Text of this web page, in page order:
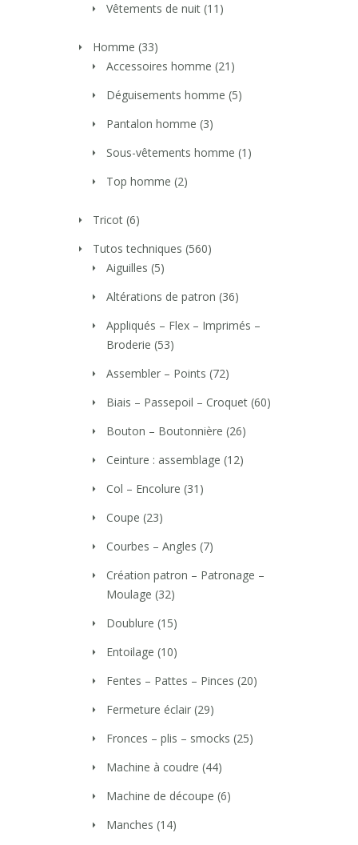
Vêtements de nuit (11)
Homme (33)
Accessoires homme (21)
Déguisements homme (5)
Pantalon homme (3)
Sous-vêtements homme (1)
Top homme (2)
Tricot (6)
Tutos techniques (560)
Aiguilles (5)
Altérations de patron (36)
Appliqués – Flex – Imprimés –
Broderie (53)
Assembler – Points (72)
Biais – Passepoil – Croquet (60)
Bouton – Boutonnière (26)
Ceinture : assemblage (12)
Col – Encolure (31)
Coupe (23)
Courbes – Angles (7)
Création patron – Patronage –
Moulage (32)
Doublure (15)
Entoilage (10)
Fentes – Pattes – Pinces (20)
Fermeture éclair (29)
Fronces – plis – smocks (25)
Machine à coudre (44)
Machine de découpe (6)
Manches (14)